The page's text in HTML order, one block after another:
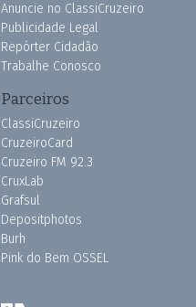
Anuncie no ClassiCruzeiro
Publicidade Legal
Repórter Cidadão
Trabalhe Conosco
Parceiros
ClassiCruzeiro
CruzeiroCard
Cruzeiro FM 92.3
CruxLab
Grafsul
Depositphotos
Burh
Pink do Bem OSSEL